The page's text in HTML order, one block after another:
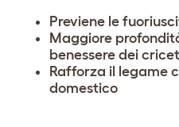
Previene le
Maggiore
benessere dei
Rafforza il legame
domestico